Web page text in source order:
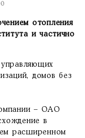
отопления
и частично
домов без
– ОАО
в
расширенном